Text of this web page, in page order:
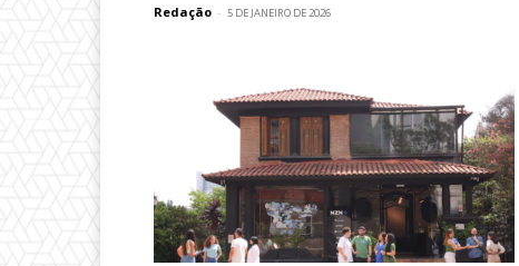
Redação - 5 DE JANEIRO DE 2026